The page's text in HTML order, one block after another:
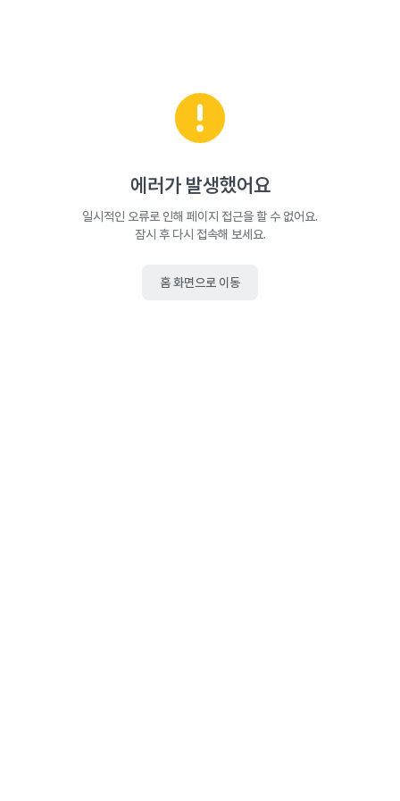
에러가 발생했어요
일시적인 오류로 인해 페이지 접근을 할 수 없어요.
잠시 후 다시 접속해 보세요.
홈 화면으로 이동